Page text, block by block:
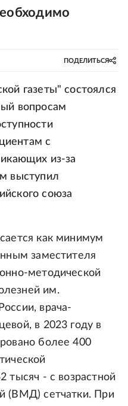
ПОДЕЛИТЬСЯ
газеты" состоялся
вопросам
с
из-за
выступил
союза
как минимум
заместителя
методической
им.
врача-
в 2023 году в
более 400
тысяч - с возрастной
(ВМД) сетчатки. При